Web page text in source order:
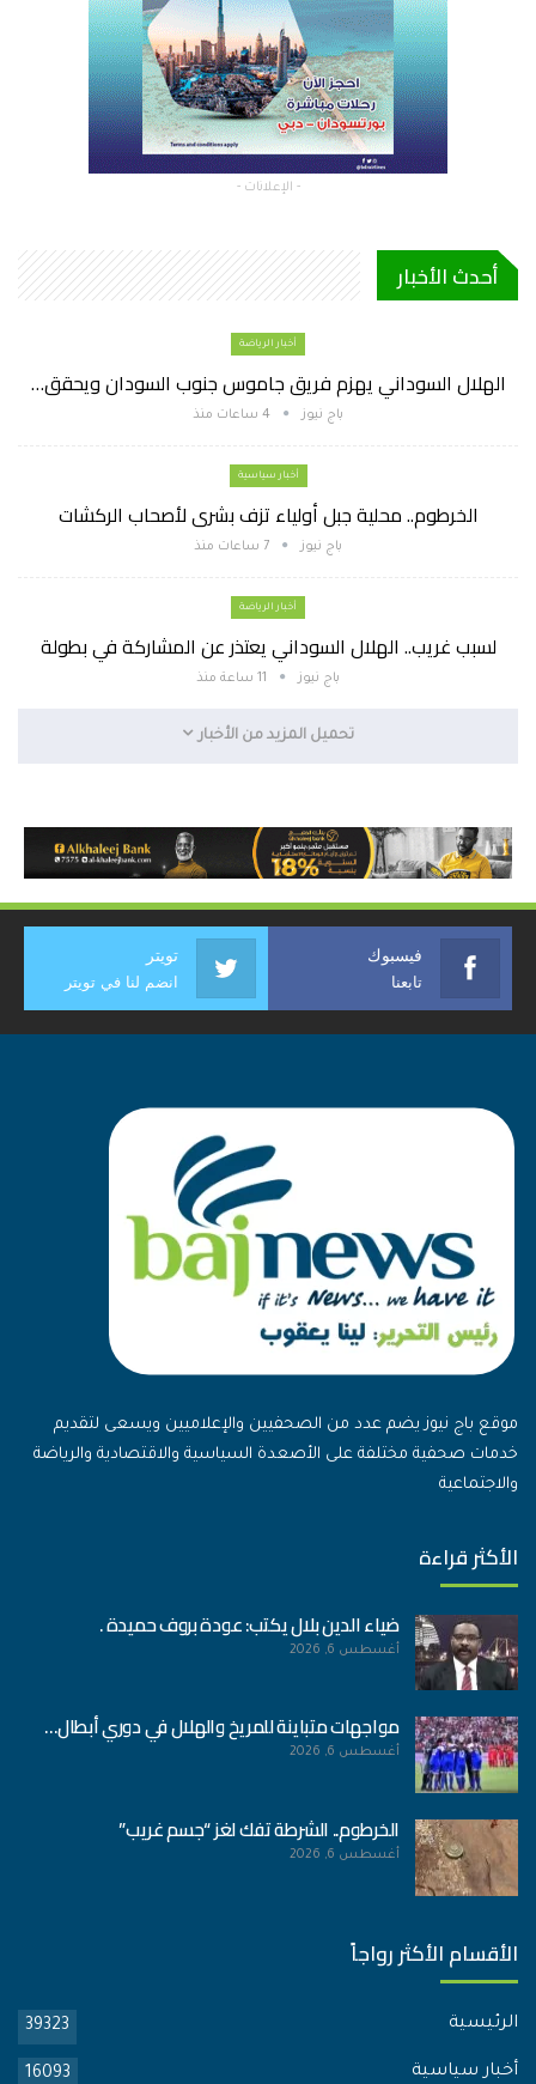
- الإعلانات -
أحدث الأخبار
أخبار الرياضة
الهلال السوداني يهزم فريق جاموس جنوب السودان ويحقق…
باج نيوز 4 ساعات منذ
أخبار سياسية
الخرطوم.. محلية جبل أولياء تزف بشرى لأصحاب الركشات
باج نيوز 7 ساعات منذ
أخبار الرياضة
لسبب غريب.. الهلال السوداني يعتذر عن المشاركة في بطولة
باج نيوز 11 ساعة منذ
تحميل المزيد من الأخبار
فيسبوك
تابعنا
تويتر
انضم لنا في تويتر
موقع باج نيوز يضم عدد من الصحفيين والإعلاميين ويسعى لتقديم
خدمات صحفية مختلفة على الأصعدة السياسية والاقتصادية والرياضة
والاجتماعية
الأكثر قراءة
ضياء الدين بلال يكتب: عودة بروف حميدة .
أغسطس 6, 2026
مواجهات متباينة للمريخ والهلال في دوري أبطال…
أغسطس 6, 2026
الخرطوم.. الشرطة تفك لغز “جسم غريب”
أغسطس 6, 2026
الأقسام الأكثر رواجاً
الرئيسية 39323
أخبار سياسية 16093